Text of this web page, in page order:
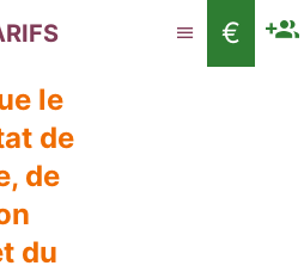
€
le
de
de
du